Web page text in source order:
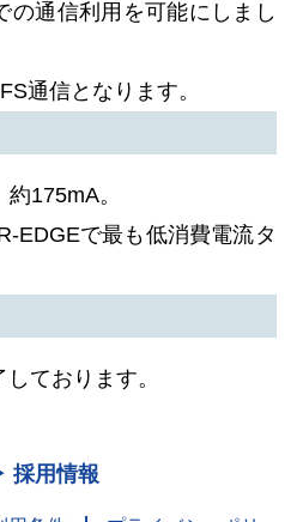
の通信利用を可能にしまし
通信となります。
175mA。
EDGEで最も低消費電流タ
ております。
採用情報